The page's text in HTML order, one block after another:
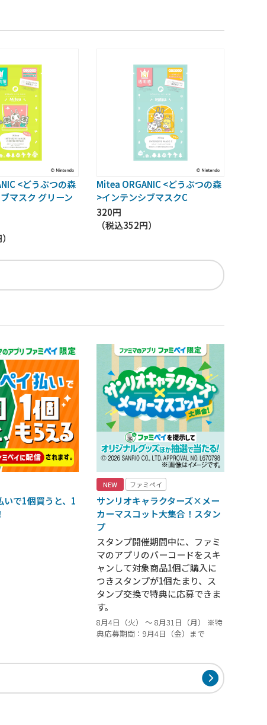
<どうぶつの森
マスク グリーン
）
Mitea ORGANIC <どうぶつの森
>インテンシブマスクC
320円
（税込352円）
いで1個買うと、1
NEW ファミペイ
サンリオキャラクターズ×メー
カーマスコット大集合！スタン
プ
スタンプ開催期間中に、ファミ
マのアプリのバーコードをスキ
ャンして対象商品1個ご購入に
つきスタンプが1個たまり、ス
タンプ交換で特典に応募できま
す。
8月4日（火） ～ 8月31日（月） ※特
典応募期間：9月4日（金）まで